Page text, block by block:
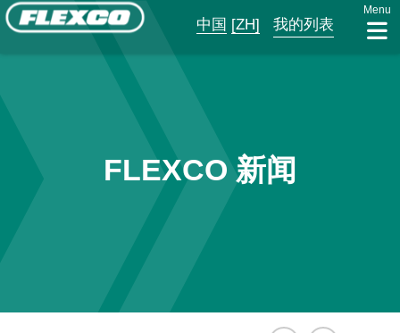
中国 [ZH] 我的列表
Menu
FLEXCO 新闻